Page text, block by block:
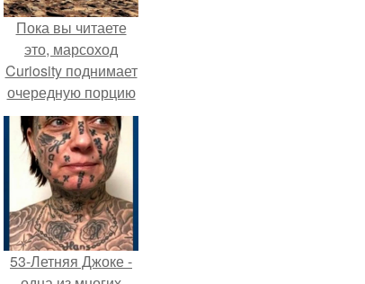
Пока вы читаете
это, марсоход
Curiosity поднимает
очередную порцию
красной пыли. 6.
53-Летняя Джоке -